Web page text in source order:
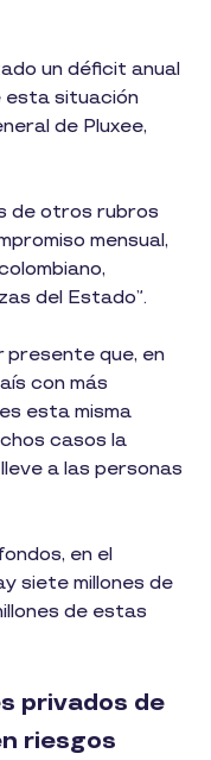
un déficit anual
esta situación
de Pluxee,
de otros rubros
mensual,
del Estado”.
presente que, en
con más
esta misma
casos la
a las personas
en el
siete millones de
de estas
privados de
riesgos